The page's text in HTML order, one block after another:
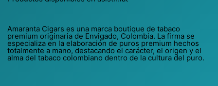
Amaranta Cigars es una marca boutique de tabaco
premium originaria de Envigado, Colombia. La firma se
especializa en la elaboración de puros premium hechos
totalmente a mano, destacando el carácter, el origen y el
alma del tabaco colombiano dentro de la cultura del puro.